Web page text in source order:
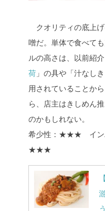
クオリティの底上
噌だ。単体で食べて
ルの高さは、以前紹
荷 」の具や「汁なし
用されていることか
ら、店主はきしめん
のかもしれない。
希少性：★★★ イン
★★★